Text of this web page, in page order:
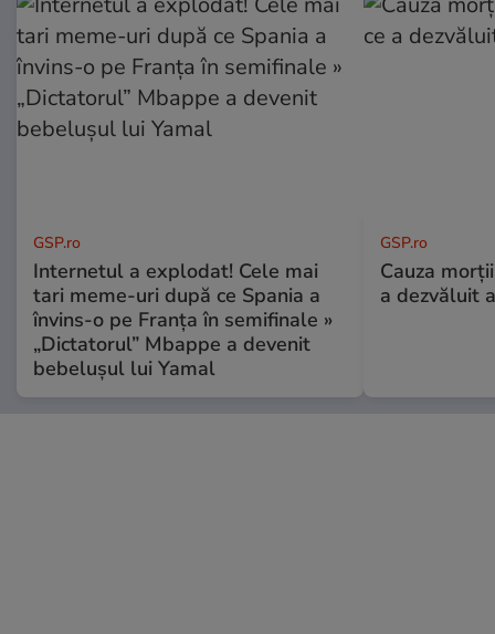
GSP.ro
Internetul a explodat! Cele mai
tari meme-uri după ce Spania a
învins-o pe Franța în semifinale »
„Dictatorul” Mbappe a devenit
bebelușul lui Yamal
GSP.ro
Cauza
a dezvăluit